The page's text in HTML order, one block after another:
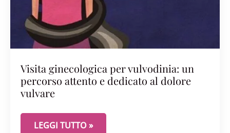
Visita ginecologica per vulvodinia: un
percorso attento e dedicato al dolore
vulvare
VISITA GINECOLOGICA PER VULVODINIA: UN
LEGGI TUTTO »